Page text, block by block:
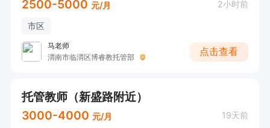
2500-5000 元/月 2小时前
市区
马老师
渭南市临渭区博睿教托管部
点击查看
托管教师（新盛路附近）
3000-4000 元/月 19天前